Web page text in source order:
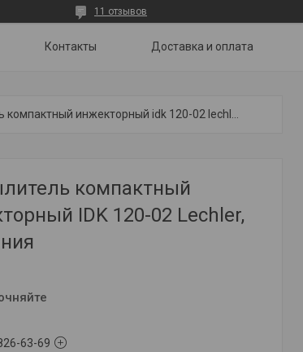
11 отзывов
Контакты Доставка и оплата
компактный
IDK 120-02 Lechler,
63-69